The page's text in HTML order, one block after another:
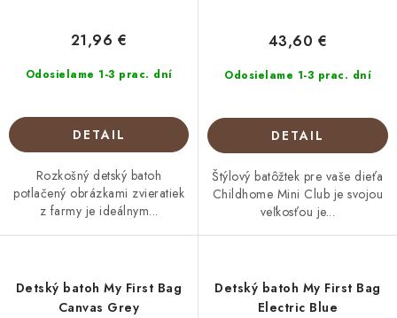
Odosielame 1-3 prac. dní
21,96 €
DETAIL
Rozkošný detský batoh
potlačený obrázkami zvieratiek
z farmy je ideálnym...
Odosielame 1-3 prac. dní
43,60 €
DETAIL
Štýlový batôžtek pre vaše dieťa
Childhome Mini Club je svojou
veľkosťou je...
Detský batoh My First Bag
Canvas Grey
Detský batoh My First Bag
Electric Blue